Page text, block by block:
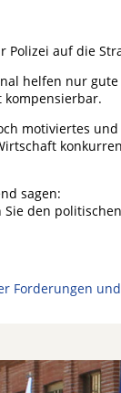
Polizei auf die
helfen nur
motiviertes
sagen:
den
Forderungen